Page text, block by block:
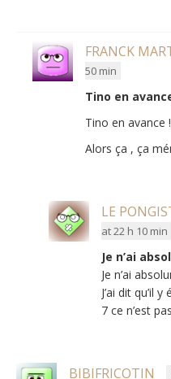
FRANCK
50 min
Tino en
Tino en avance !
Alors ça , ça
LE
at 22 h 10 min
Je n’ai
Je n’ai
J’ai dit qu’il
7 ce n’est
BIBIFRICOTIN